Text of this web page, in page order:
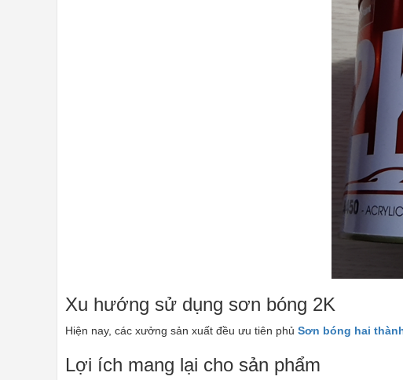
Xu hướng sử dụng sơn bóng 2K
Hiện nay, các xưởng sản xuất đều ưu tiên phủ Sơn bóng hai
Lợi ích mang lại cho sản phẩm